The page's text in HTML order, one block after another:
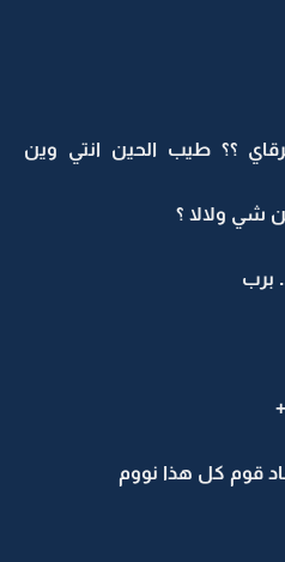
؟؟ طيب الحين انتي وين
ولالا ؟
كل هذا نووم